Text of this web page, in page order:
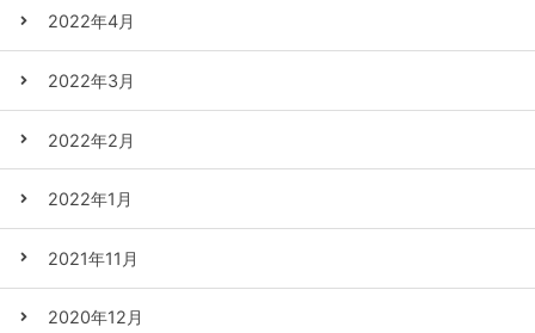
2022年4月
2022年3月
2022年2月
2022年1月
2021年11月
2020年12月